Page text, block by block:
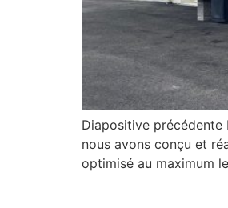
Diapositive précédente
nous avons conçu et
optimisé au maximum